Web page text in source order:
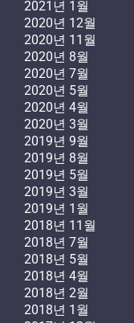
2021년 1월
2020년 12월
2020년 11월
2020년 8월
2020년 7월
2020년 5월
2020년 4월
2020년 3월
2019년 9월
2019년 8월
2019년 5월
2019년 3월
2019년 1월
2018년 11월
2018년 7월
2018년 5월
2018년 4월
2018년 2월
2018년 1월